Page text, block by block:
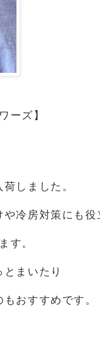
ズ】
しました。
冷房対策にも役
す。
まいたり
おすすめです。